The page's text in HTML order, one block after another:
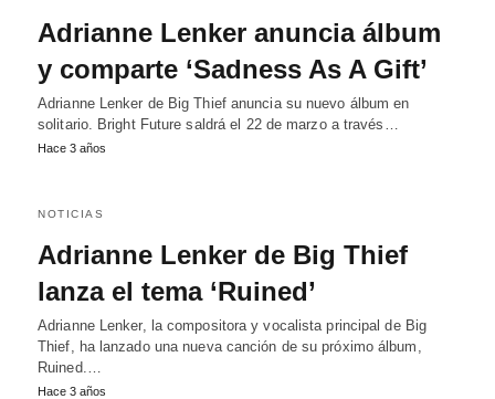
Adrianne Lenker anuncia álbum
y comparte ‘Sadness As A Gift’
Adrianne Lenker de Big Thief anuncia su nuevo álbum en
solitario. Bright Future saldrá el 22 de marzo a través…
Hace 3 años
NOTICIAS
Adrianne Lenker de Big Thief
lanza el tema ‘Ruined’
Adrianne Lenker, la compositora y vocalista principal de Big
Thief, ha lanzado una nueva canción de su próximo álbum,
Ruined.…
Hace 3 años